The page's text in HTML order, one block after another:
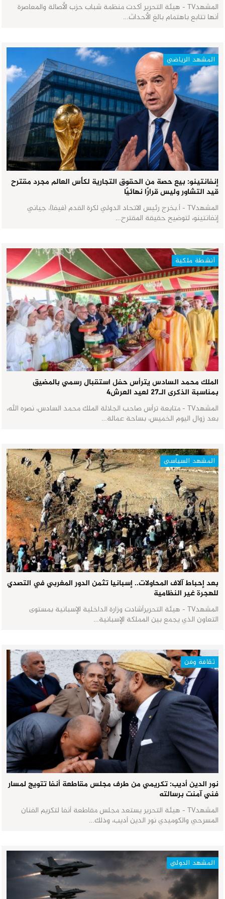
المشهدTV - هيئة التحرير أكدت منظمة شباب حزب الأصالة والمعاصرة
أنها تتابع باهتمام بالغ الأحداث…
المشهد الرياضي
إنفانتينو: بيع حصة من الحقوق التجارية لكأس العالم مجرد مقترح
قيد التشاور وليس قرارًا نهائيًا
المشهدTV - أ.بخرج رئيس الاتحاد الدولي لكرة القدم (فيفا)، جياني
إنفانتينو، لتوضيح حقيقة المقترح…
أنشطة ملكية
الملك محمد السادس يترأس حفل استقبال رسمي بالمضيق
بمناسبة الذكرى الـ27 لعيد العرش٤
المشهدTV - متابعة ترأس صاحب الجلالة الملك محمد السادس، نصره الله،
بعد زوال اليوم الخميس، بساحة عمالة…
المشهد السياسي
بعد إحباط آلاف المحاولات.. إسبانيا تثمن الدور المغربي في التصدي
للهجرة غير النظامية
المشهدTV - هيئة التحريرأشادت وزارة الداخلية الإسبانية بمستوى
التعاون الذي يجمع بين المملكة الإسبانية…
ثقافة وفن
نور الدين أديب: تكريمي من طرف مجلس مقاطعة أنفا تتويج لمسار
فني آمنت برسالته
المشهدTV - هيئة التحرير يستعد مجلس مقاطعة أنفا لتكريم الفنان
المسرحي والكوميدي نور الدين أديب، وذلك…
المشهد الدولي